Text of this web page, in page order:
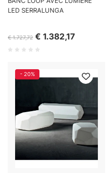
LED SERRALUNGA
€ 1.727,72 € 1.382,17
- 20%